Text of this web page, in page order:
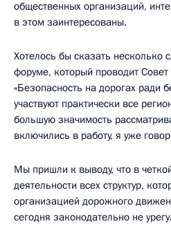
общественных организаций,
в этом заинтересованы.
Хотелось бы сказать несколько
форуме, который проводит
«Безопасность на дорогах ради
участвуют практически все
большую значимость
включились в работу, я уже
Мы пришли к выводу, что в
деятельности всех структур,
организацией дорожного
сегодня законодательно не